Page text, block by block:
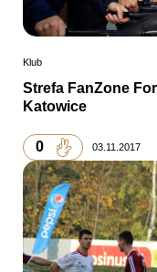
Klub
Strefa FanZone
Katowice
0 03.11.2017